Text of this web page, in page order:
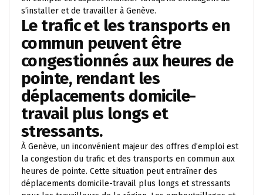
s’installer et de travailler à Genève.
Le trafic et les transports en
commun peuvent être
congestionnés aux heures de
pointe, rendant les
déplacements domicile-
travail plus longs et
stressants.
À Genève, un inconvénient majeur des offres d’emploi est
la congestion du trafic et des transports en commun aux
heures de pointe. Cette situation peut entraîner des
déplacements domicile-travail plus longs et stressants